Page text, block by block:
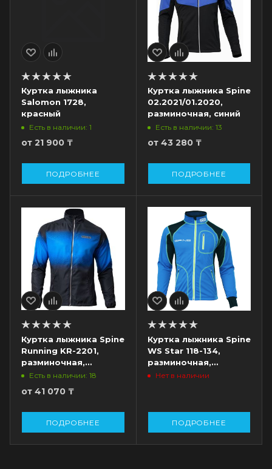
Куртка лыжника
Salomon 1728,
красный
Есть в наличии: 1
от 21 900 ₸
ПОДРОБНЕЕ
Куртка лыжника Spine
02.2021/01.2020,
разминочная, синий
Есть в наличии: 13
от 43 280 ₸
ПОДРОБНЕЕ
Куртка лыжника Spine
Running KR-2201,
разминочная,
черный/синий
Есть в наличии: 18
от 41 070 ₸
ПОДРОБНЕЕ
Куртка лыжника Spine
WS Star 118-134,
разминочная,
голубой/черный
Нет в наличии
ПОДРОБНЕЕ